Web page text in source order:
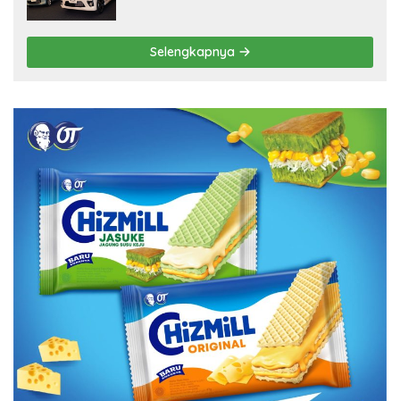
Selengkapnya